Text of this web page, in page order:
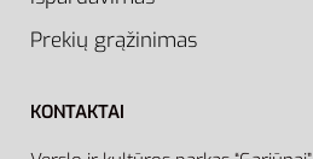
Prekių grąžinimas
KONTAKTAI